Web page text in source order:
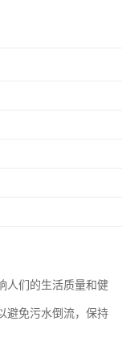
人们的生活质量和健
避免污水倒流，保持